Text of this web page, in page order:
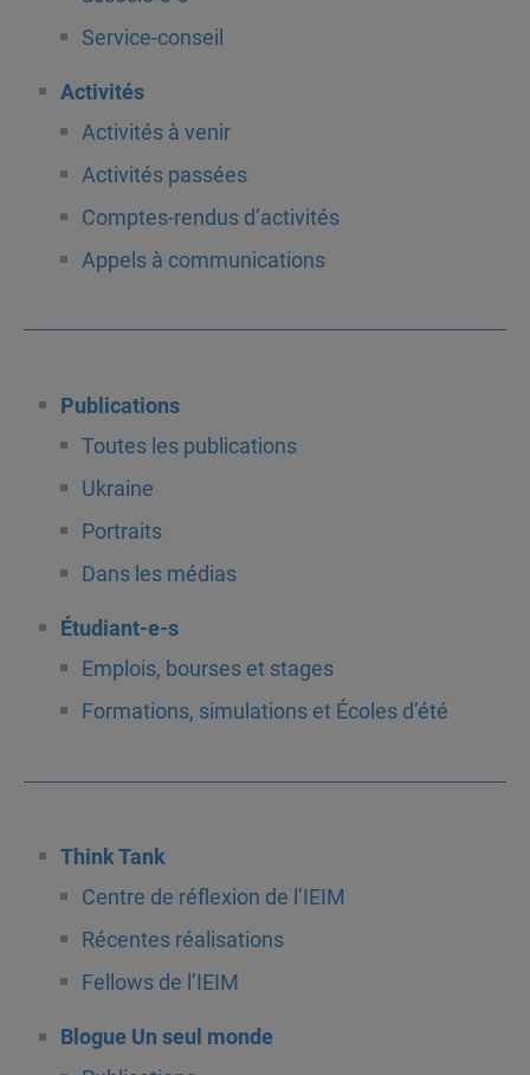
Service-conseil
Activités
Activités à venir
Activités passées
Comptes-rendus d’activités
Appels à communications
Publications
Toutes les publications
Ukraine
Portraits
Dans les médias
Étudiant-e-s
Emplois, bourses et stages
Formations, simulations et Écoles d’été
Think Tank
Centre de réflexion de l’IEIM
Récentes réalisations
Fellows de l’IEIM
Blogue Un seul monde